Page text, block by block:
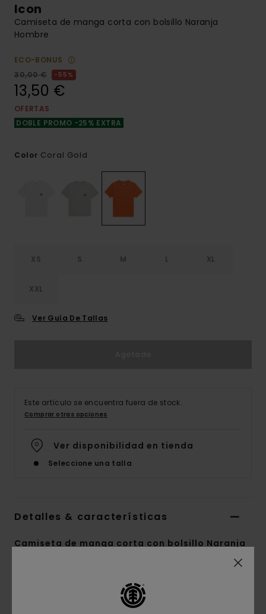
Icon
Camiseta de manga corta con bolsillo Naranja
Hombre
ECO-BONUS
30,00 €
55%
13,50 €
OFERTAS
DOBLE PROMO -25% EXTRA
Color Coral Gold
XS S M L XL
XXL
Ver Guía De Tallas
Este artículo se encuentra fuera de stock.
Comprar otras opciones
Ver disponibilidad en tienda
Seleccione una talla
Detalles & características
Camiseta de manga corta con bolsillo Naranja